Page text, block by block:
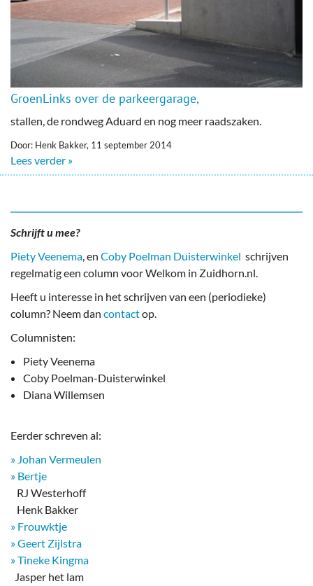
GroenLinks over de parkeergarage,
stallen, de rondweg Aduard en nog meer raadszaken.
Door: Henk Bakker, 11 september 2014
Lees verder »
Schrijft u mee?
Piety Veenema, en Coby Poelman Duisterwinkel schrijven
regelmatig een column voor Welkom in Zuidhorn.nl.
Heeft u interesse in het schrijven van een (periodieke)
column? Neem dan contactop.
Columnisten:
Piety Veenema
Coby Poelman-Duisterwinkel
Diana Willemsen
Eerder schreven al:
» Johan Vermeulen
» Bertje
RJ Westerhoff
Henk Bakker
» Frouwktje
» Geert Zijlstra
» Tineke Kingma
​ Jasper het lam